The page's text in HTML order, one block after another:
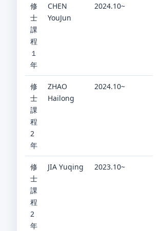
修
士
課
程
１
年
CHEN
YouJun
2024.10~
修
士
課
程
2
年
ZHAO
Hailong
2024.10~
修
士
課
程
2
年
JIA Yuqing 2023.10~